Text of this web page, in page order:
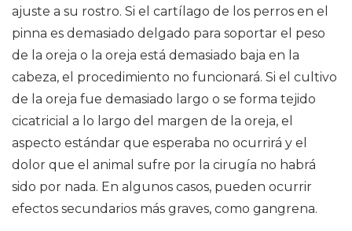
ajuste a su rostro. Si el cartílago de los perros en el
pinna es demasiado delgado para soportar el peso
de la oreja o la oreja está demasiado baja en la
cabeza, el procedimiento no funcionará. Si el cultivo
de la oreja fue demasiado largo o se forma tejido
cicatricial a lo largo del margen de la oreja, el
aspecto estándar que esperaba no ocurrirá y el
dolor que el animal sufre por la cirugía no habrá
sido por nada. En algunos casos, pueden ocurrir
efectos secundarios más graves, como gangrena.